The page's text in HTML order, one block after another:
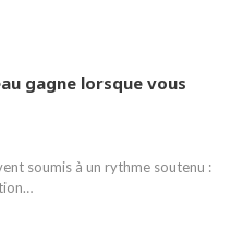
gagne lorsque vous
soumis à un rythme soutenu :